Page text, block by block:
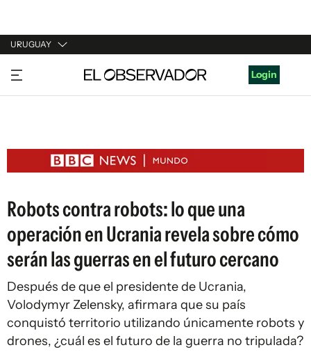
URUGUAY
URUGUAY
ARGENTINA
ESTADOS UNIDOS
Login
Robots contra robots: lo que una
operación en Ucrania revela sobre cómo
serán las guerras en el futuro cercano
Después de que el presidente de Ucrania,
Volodymyr Zelensky, afirmara que su país
conquistó territorio utilizando únicamente robots y
drones, ¿cuál es el futuro de la guerra no tripulada?